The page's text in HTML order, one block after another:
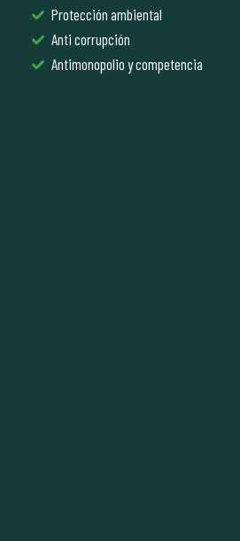
Protección ambiental
Anti corrupción
Antimonopolio y competencia